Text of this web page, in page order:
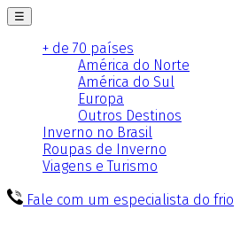
☰
+ de 70 países
América do Norte
América do Sul
Europa
Outros Destinos
Inverno no Brasil
Roupas de Inverno
Viagens e Turismo
Fale com um especialista do frio